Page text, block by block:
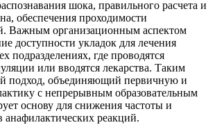
шока, правильного расчета и
обеспечения проходимости
Важным организационным аспектом
доступности укладок для лечения
подразделениях, где проводятся
или вводятся лекарства. Таким
подход, объединяющий первичную и
с непрерывным образовательным
основу для снижения частоты и
анафилактических реакций.